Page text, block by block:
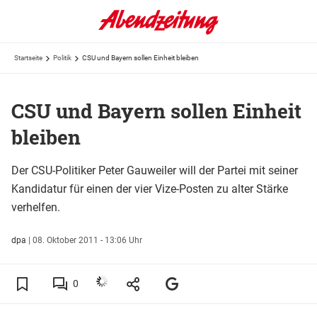
Startseite Politik CSU und Bayern sollen Einheit bleiben
CSU und Bayern sollen Einheit
bleiben
Der CSU-Politiker Peter Gauweiler will der Partei mit seiner
Kandidatur für einen der vier Vize-Posten zu alter Stärke
verhelfen.
dpa | 08. Oktober 2011 - 13:06 Uhr
0